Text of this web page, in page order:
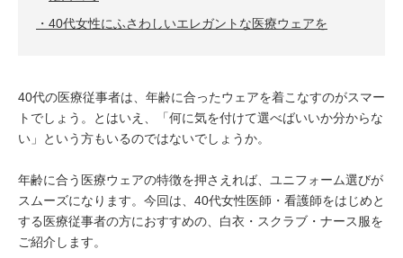
40代女性にふさわしいエレガントな医療ウェアを
40代の医療従事者は、年齢に合ったウェアを着こなすのがスマー
トでしょう。とはいえ、「何に気を付けて選べばいいか分からな
い」という方もいるのではないでしょうか。
年齢に合う医療ウェアの特徴を押さえれば、ユニフォーム選びが
スムーズになります。今回は、40代女性医師・看護師をはじめと
する医療従事者の方におすすめの、白衣・スクラブ・ナース服を
ご紹介します。